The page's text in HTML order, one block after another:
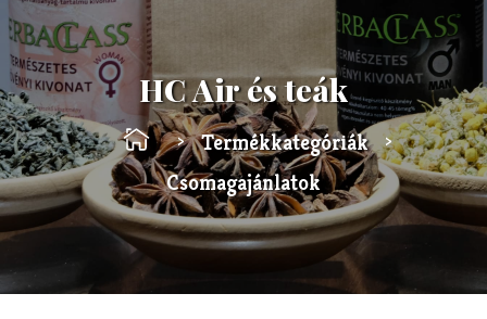
HC Air és teák
> Termékkategóriák >
Csomagajánlatok